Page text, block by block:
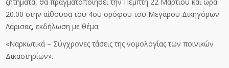
20.00 στην αίθουσα του 4ου ορόφου του Μεγάρου Δικηγόρων
Λάρισας, εκδήλωση με θέμα:
«Ναρκωτικά – Σύγχρονες τάσεις της νομολογίας των ποινικών
Δικαστηρίων».